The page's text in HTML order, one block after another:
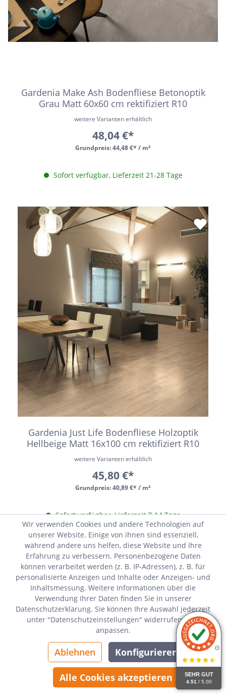
SEHR GUT
4.51 / 5.00
Gardenia Make Ash Bodenfliese Betonoptik
Grau Matt 60x60 cm rektifiziert R10
Grundpreis:44,48 €* / m²
weitere Varianten erhältlich
48,04 €*
Sofort verfügbar, Lieferzeit 21-28 Tage
Gardenia Just Life Bodenfliese Holzoptik
Hellbeige Matt 16x100 cm rektifiziert R10
Grundpreis:40,89 €* / m²
weitere Varianten erhältlich
45,80 €*
Sofort verfügbar, Lieferzeit 7-14 Tage
Wir verwenden Cookies und andere Technologien auf
unserer Website. Einige von ihnen sind essenziell,
während andere uns helfen, diese Website und Ihre
Erfahrung zu verbessern. Personenbezogene Daten
können verarbeitet werden (z. B. IP-Adressen), z. B. für
personalisierte Anzeigen und Inhalte oder Anzeigen- und
Inhaltsmessung. Weitere Informationen über die
Verwendung Ihrer Daten finden Sie in unserer
Datenschutzerklärung. Sie können Ihre Auswahl jederzeit
unter "Datenschutzeinstellungen" widerrufen oder
anpassen.
Ablehnen Konfigurieren
Alle Cookies akzeptieren